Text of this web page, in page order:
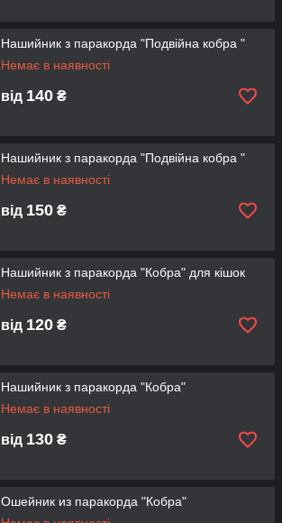
Нашийник з паракорда "Подвійна кобра "
Немає в наявності
від 140 ₴
Нашийник з паракорда "Подвійна кобра "
Немає в наявності
від 150 ₴
Нашийник з паракорда "Кобра" для кішок
Немає в наявності
від 120 ₴
Нашийник з паракорда "Кобра"
Немає в наявності
від 130 ₴
Ошейник из паракорда "Кобра"